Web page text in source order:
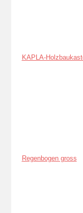
KAPLA-
Regenbogen gross